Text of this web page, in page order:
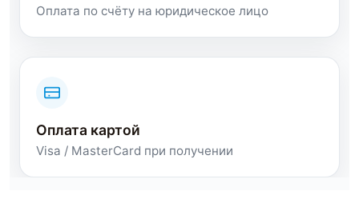
Оплата по счёту на юридическое лицо
Оплата картой
Visa / MasterCard при получении